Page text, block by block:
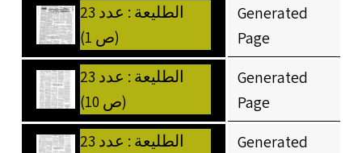
الطليعة : عدد 23
(ص 1)
Generated
Page
الطليعة : عدد 23
(ص 10)
Generated
Page
الطليعة : عدد 23
Generated